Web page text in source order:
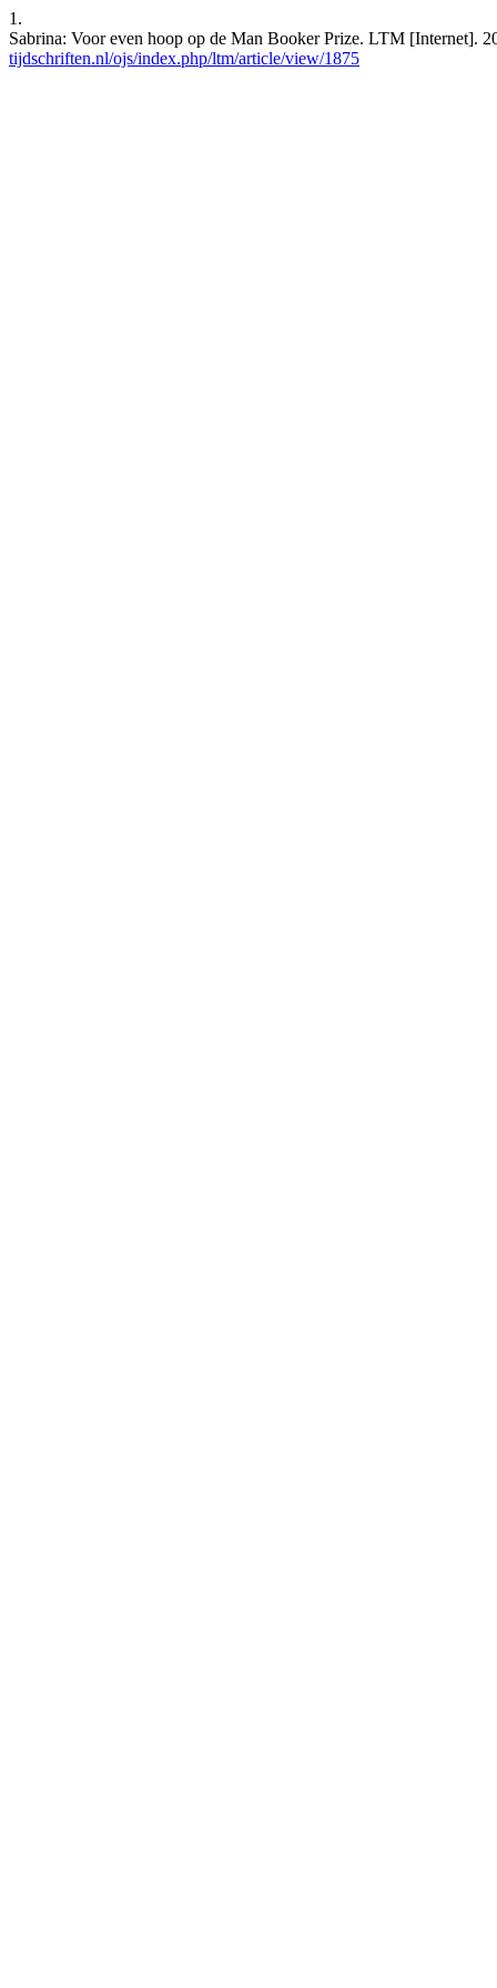
1.
Sabrina: Voor even hoop op de Man Booker Prize. LTM [Internet].
tijdschriften.nl/ojs/index.php/ltm/article/view/1875